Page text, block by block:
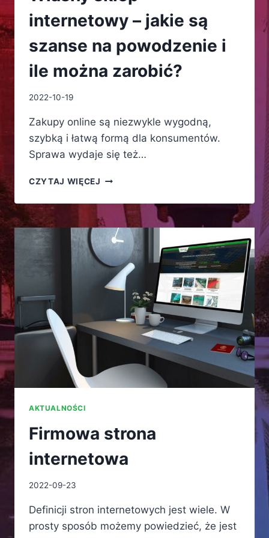
internetowy – jakie są
szanse na powodzenie i
ile można zarobić?
2022-10-19
Zakupy online są niezwykle wygodną,
szybką i łatwą formą dla konsumentów.
Sprawa wydaje się też…
CZYTAJ WIĘCEJ WŁASNY
INTERNETOWY
–
JAKIE
SĄ
SZANSE
NA
POWODZENIE
MOŻNA
ZAROBIĆ?
AKTUALNOŚCI
Firmowa strona
internetowa
2022-09-23
Definicji stron internetowych jest wiele. W
prosty sposób możemy powiedzieć, że jest